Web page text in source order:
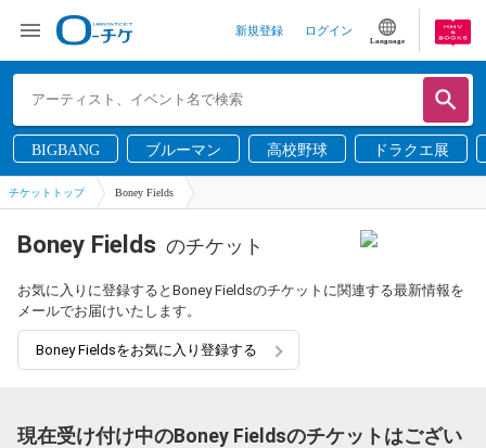
新規登録 ログイン
Language
BIGBANG ブルーマン 高校野球 ドラクエ展
チケットトップ Boney Fields
Boney Fields のチケット
お気に入りに登録するとBoney Fieldsのチケットに関連する最新情報を
メールでお届けいたします。
Boney Fieldsをお気に入り登録する
現在受け付け中のBoney Fieldsのチケットはござい